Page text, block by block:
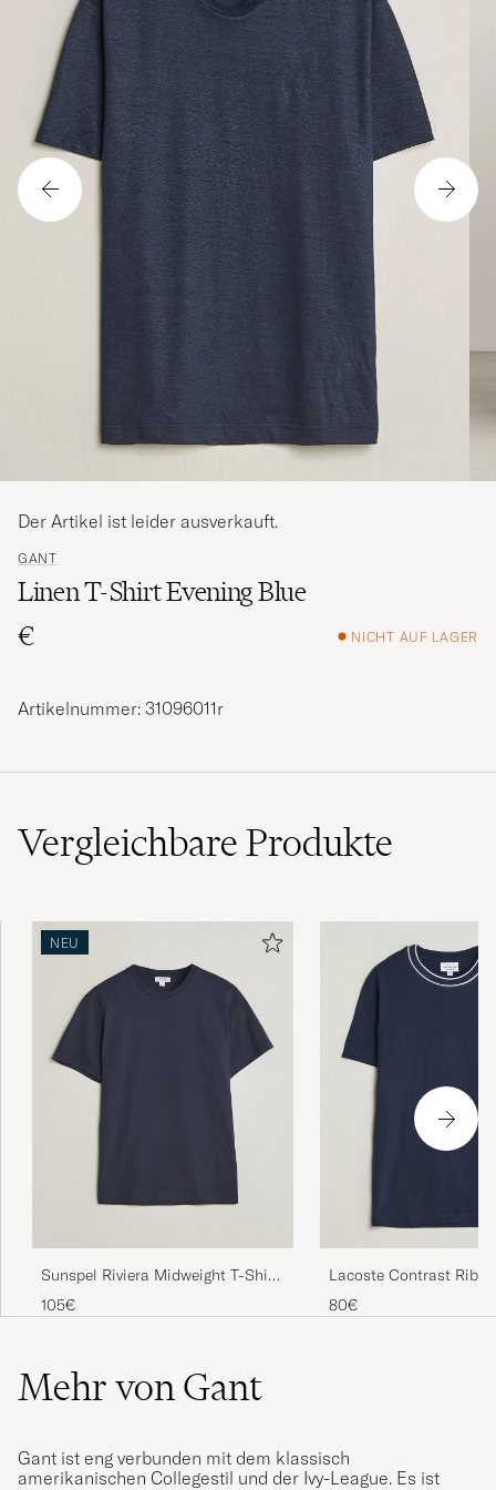
GANT
Linen T-Shirt Evening Blue
€
NICHT AUF LAGER
Der Artikel ist leider ausverkauft.
Artikelnummer: 31096011r
VergleichbareProdukte
NEU
Sunspel Riviera Midweight T-Shirt
Navy
105€
Lacoste Contrast Rib
Shirt Navy Blue
80€
Mehr von Gant
Gant ist eng verbunden mit dem klassisch
amerikanischen Collegestil und der Ivy-League. Es ist